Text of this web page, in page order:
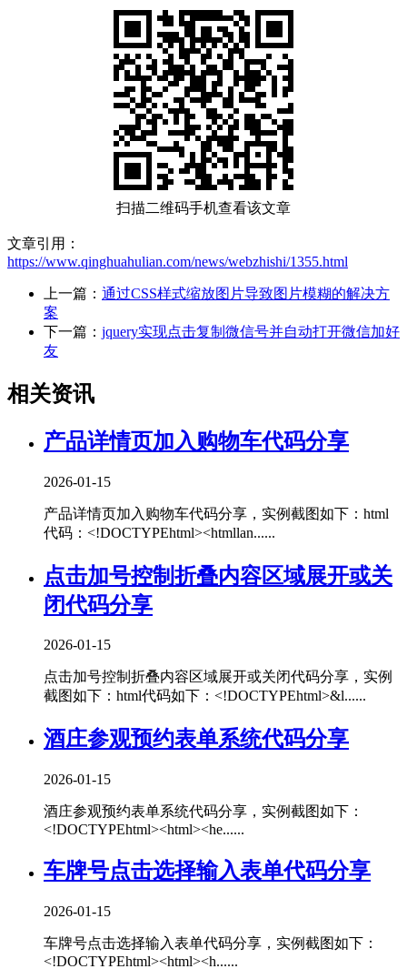
扫描二维码手机查看该文章
文章引用：
https://www.qinghuahulian.com/news/webzhishi/1355.html
上一篇： 通过CSS样式缩放图片导致图片模糊的解决方
案
下一篇： jquery实现点击复制微信号并自动打开微信加好
友​
相关资讯
产品详情页加入购物车代码分享
2026-01-15
产品详情页加入购物车代码分享，实例截图如下：html
代码：<!DOCTYPEhtml><htmllan......
点击加号控制折叠内容区域展开或关
闭代码分享
2026-01-15
点击加号控制折叠内容区域展开或关闭代码分享，实例
截图如下：html代码如下：<!DOCTYPEhtml>&l......
酒庄参观预约表单系统代码分享
2026-01-15
酒庄参观预约表单系统代码分享，实例截图如下：
<!DOCTYPEhtml><html><he......
车牌号点击选择输入表单代码分享
2026-01-15
车牌号点击选择输入表单代码分享，实例截图如下：
<!DOCTYPEhtml><html><h......